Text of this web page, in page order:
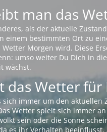
man das
als der aktuelle
einem bestimmten Ort zu
Wetter Morgen wird. Diese
umso weiter Du Dich in
wächst.
das Wetter für
sich immer um den
Wetter spielt sich immer
sein oder die Sonne
es ihr Verhalten